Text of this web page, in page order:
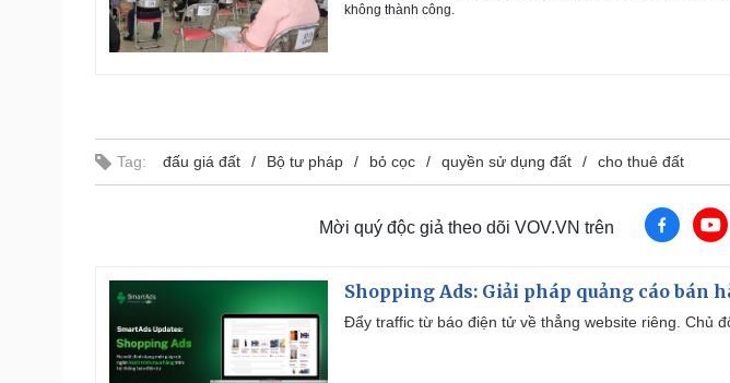
không thành công.
Tag: đấu giá đất Bộ tư pháp bỏ cọc quyền sử dụng đất cho thuê đất
Mời quý độc giả theo dõi VOV.VN trên
Shopping Ads: Giải pháp quảng cáo bán
Đẩy traffic từ báo điện tử về thẳng website riêng. Chủ